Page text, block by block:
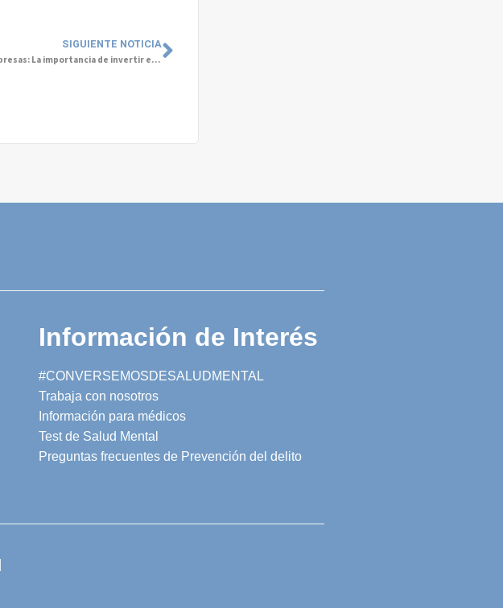
SIGUIENTE NOTICIA
Seminario Crisis de Salud Mental en las Empresas: La importancia de invertir en bienestar de nuestros colaboradores
Información de Interés
#CONVERSEMOSDESALUDMENTAL
Trabaja con nosotros
Información para médicos
Test de Salud Mental
Preguntas frecuentes de Prevención del delito